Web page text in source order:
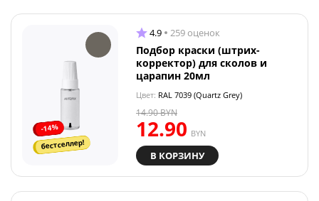
-14%
бестселлер!
4.9 259 оценок
Подбор краски (штрих-
корректор) для сколов и
царапин 20мл
Цвет: RAL 7039 (Quartz Grey)
12.90 BYN
14.90BYN
В КОРЗИНУ